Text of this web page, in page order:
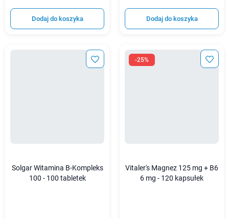
Dodaj do koszyka Dodaj do koszyka
Solgar Witamina B-Kompleks
100 - 100 tabletek
-25%
Vitaler's Magnez 125 mg + B6
6 mg - 120 kapsułek